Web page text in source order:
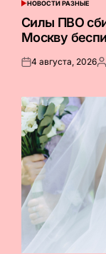
ОПУБЛИКОВАНО
НОВОСТИ РАЗНЫЕ
Силы ПВО
Москву
Опубликовано
4 августа, 2026